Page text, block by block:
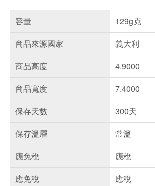
容量
129g克
商品來源國家
義大利
商品高度
4.9000
商品寬度
7.4000
保存天數
300天
保存溫層
常溫
應免稅
應稅
應免稅
應稅